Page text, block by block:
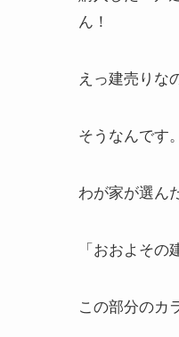
ん！
えっ建売りな
そうなんです
わが家が選ん
「おおよその
この部分のカ